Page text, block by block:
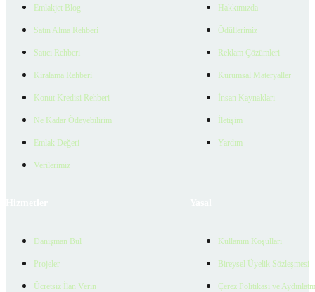
Emlakjet Blog
Satın Alma Rehberi
Satıcı Rehberi
Kiralama Rehberi
Konut Kredisi Rehberi
Ne Kadar Ödeyebilirim
Emlak Değeri
Verilerimiz
Hakkımızda
Ödüllerimiz
Reklam Çözümleri
Kurumsal Materyaller
İnsan Kaynakları
İletişim
Yardım
Danışman Bul
Projeler
Ücretsiz İlan Verin
Kullanım Koşulları
Bireysel Üyelik Sözleşmesi
Çerez Politikası ve